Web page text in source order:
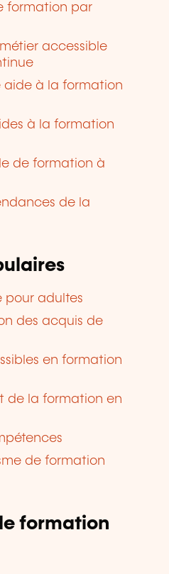
formation par
accessible
aide à la formation
à la formation
de formation à
de la
pour adultes
des acquis de
en formation
de la formation en
de formation
formation